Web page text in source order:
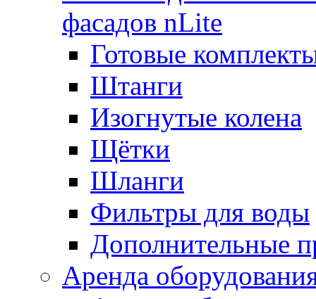
фасадов nLite
Готовые
Штанги
Изогнутые колена
Щётки
Шланги
Фильтры для воды
Дополнительные
Аренда